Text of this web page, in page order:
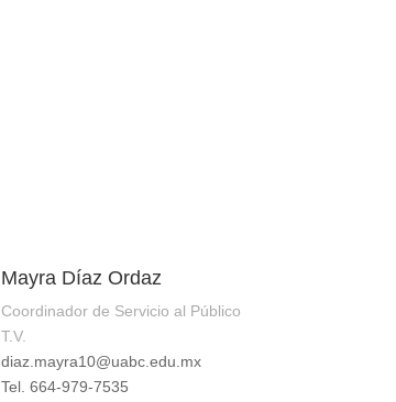
Mayra Díaz Ordaz
Coordinador de Servicio al Público
T.V.
diaz.mayra10@uabc.edu.mx
Tel. 664-979-7535